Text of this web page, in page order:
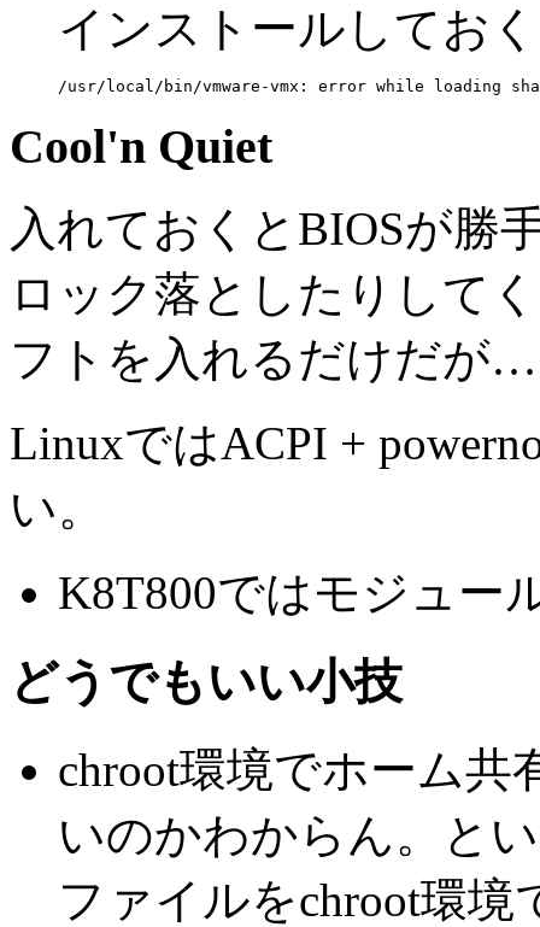
インストールしてお
Cool'n Quiet
入れておくとBIOSが勝
ロック落としたりして
フトを入れるだけだが…
LinuxではACPI +
い。
K8T800ではモジュー
どうでもいい小技
chroot環境でホーム共
いのかわからん。と
ファイルをchroot環